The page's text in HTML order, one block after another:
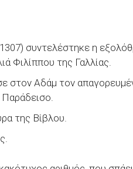
συντελέστηκε η
Φιλίππου της Γαλλίας.
στον Αδάμ τον
της Βίβλου.